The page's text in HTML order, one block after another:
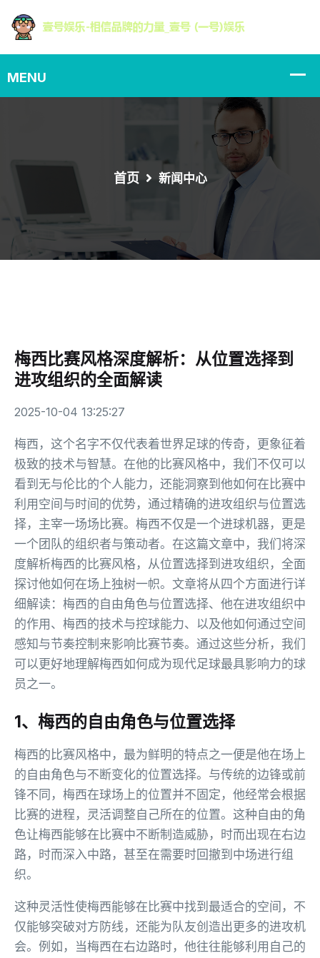
首页 新闻中心
梅西比赛风格深度解析：从位置选择到
进攻组织的全面解读
2025-10-04 13:25:27
梅西，这个名字不仅代表着世界足球的传奇，更象征着
极致的技术与智慧。在他的比赛风格中，我们不仅可以
看到无与伦比的个人能力，还能洞察到他如何在比赛中
利用空间与时间的优势，通过精确的进攻组织与位置选
择，主宰一场场比赛。梅西不仅是一个进球机器，更是
一个团队的组织者与策动者。在这篇文章中，我们将深
度解析梅西的比赛风格，从位置选择到进攻组织，全面
探讨他如何在场上独树一帜。文章将从四个方面进行详
细解读：梅西的自由角色与位置选择、他在进攻组织中
的作用、梅西的技术与控球能力、以及他如何通过空间
感知与节奏控制来影响比赛节奏。通过这些分析，我们
可以更好地理解梅西如何成为现代足球最具影响力的球
员之一。
1、梅西的自由角色与位置选择
梅西的比赛风格中，最为鲜明的特点之一便是他在场上
的自由角色与不断变化的位置选择。与传统的边锋或前
锋不同，梅西在球场上的位置并不固定，他经常会根据
比赛的进程，灵活调整自己所在的位置。这种自由的角
色让梅西能够在比赛中不断制造威胁，时而出现在右边
路，时而深入中路，甚至在需要时回撤到中场进行组
织。
这种灵活性使梅西能够在比赛中找到最适合的空间，不
仅能够突破对方防线，还能为队友创造出更多的进攻机
会。例如，当梅西在右边路时，他往往能够利用自己的